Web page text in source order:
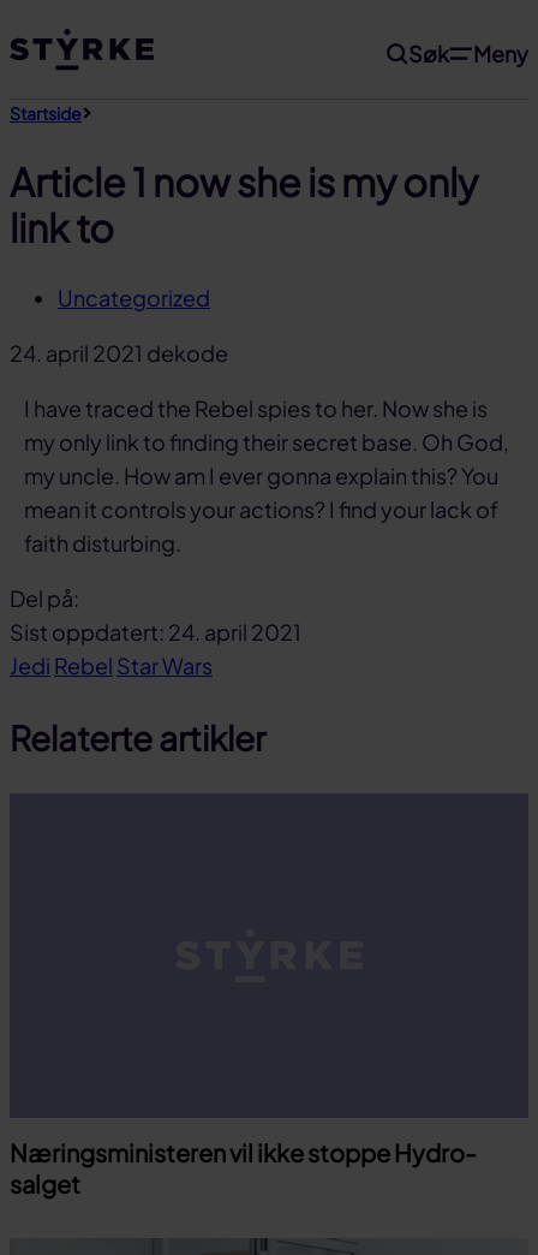
til
Søk Meny
Startside
Article 1 now she is my only
link to
Uncategorized
24. april 2021 dekode
I have traced the Rebel spies to her. Now she is
my only link to finding their secret base. Oh God,
my uncle. How am I ever gonna explain this? You
mean it controls your actions? I find your lack of
faith disturbing.
Del på:
Del
på
Del
på
Del
link
Sist oppdatert: 24. april 2021
Jedi Rebel Star Wars
Relaterte artikler
Næringsministeren vil ikke stoppe Hydro-
salget